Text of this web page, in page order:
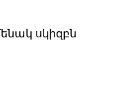
սկիզբն